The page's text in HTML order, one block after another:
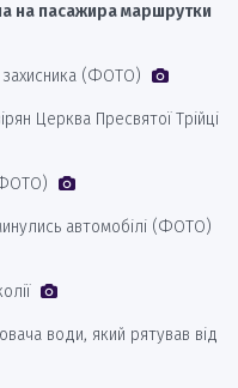
на пасажира маршрутки
захисника (ФОТО)
Церква Пресвятої Трійці
автомобілі (ФОТО)
води, який рятував від